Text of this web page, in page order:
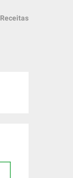
Receitas